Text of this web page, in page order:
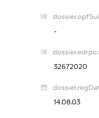
-
dossier.edrpo:
32672020
14.08.03